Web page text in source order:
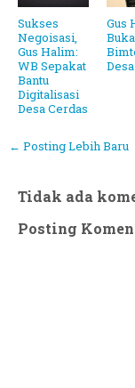
Sukses
Negoisasi,
Gus Halim:
WB Sepakat
Bantu
Digitalisasi
Desa Cerdas
Gus
Buka
← Posting Lebih Baru
Tidak ada
Posting